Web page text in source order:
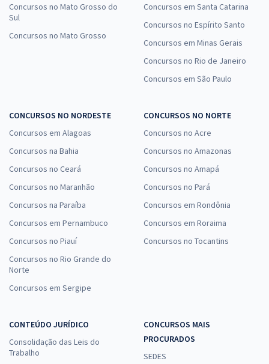
Concursos no Mato Grosso do
Sul
Concursos no Mato Grosso
Concursos em Santa Catarina
Concursos no Espírito Santo
Concursos em Minas Gerais
Concursos no Rio de Janeiro
Concursos em São Paulo
CONCURSOS NO NORDESTE
Concursos em Alagoas
Concursos na Bahia
Concursos no Ceará
Concursos no Maranhão
Concursos na Paraíba
Concursos em Pernambuco
Concursos no Piauí
Concursos no Rio Grande do
Norte
Concursos em Sergipe
CONCURSOS NO NORTE
Concursos no Acre
Concursos no Amazonas
Concursos no Amapá
Concursos no Pará
Concursos em Rondônia
Concursos em Roraima
Concursos no Tocantins
CONTEÚDO JURÍDICO
Consolidação das Leis do
Trabalho
CONCURSOS MAIS
PROCURADOS
SEDES